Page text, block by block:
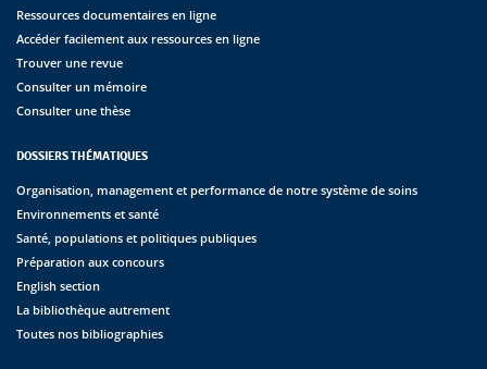
Ressources documentaires en ligne
Accéder facilement aux ressources en ligne
Trouver une revue
Consulter un mémoire
Consulter une thèse
DOSSIERS THÉMATIQUES
Organisation, management et performance de notre système de soins
Environnements et santé
Santé, populations et politiques publiques
Préparation aux concours
English section
La bibliothèque autrement
Toutes nos bibliographies